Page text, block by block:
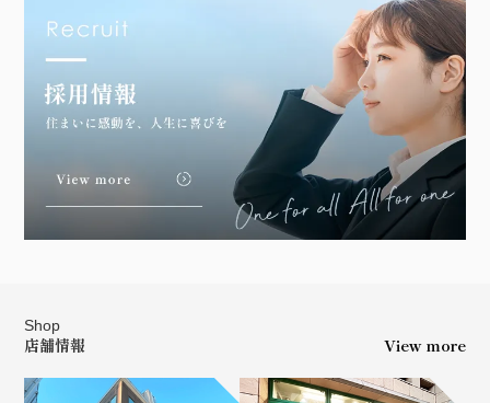
Shop
店舗情報 View more